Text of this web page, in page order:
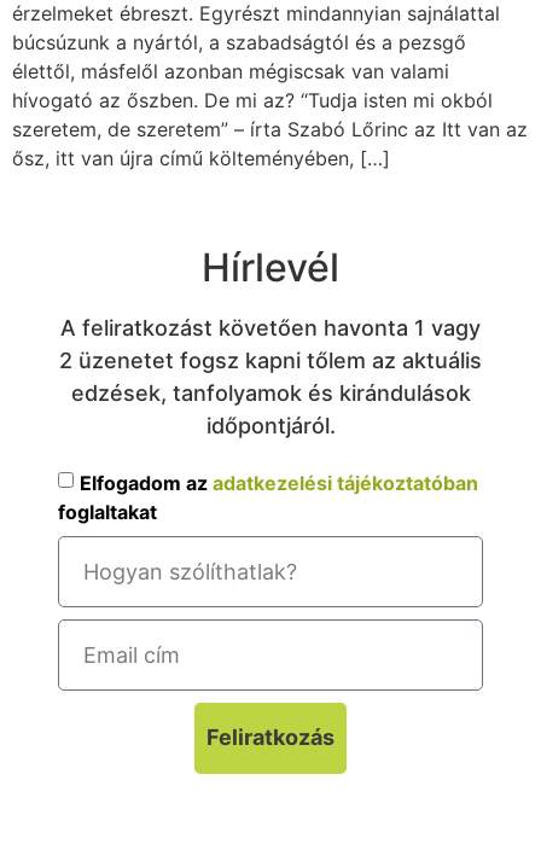
érzelmeket ébreszt. Egyrészt mindannyian sajnálattal
búcsúzunk a nyártól, a szabadságtól és a pezsgő
élettől, másfelől azonban mégiscsak van valami
hívogató az őszben. De mi az? “Tudja isten mi okból
szeretem, de szeretem” – írta Szabó Lőrinc az Itt van az
ősz, itt van újra című költeményében, […]
Hírlevél
A feliratkozást követően havonta 1 vagy
2 üzenetet fogsz kapni tőlem az aktuális
edzések, tanfolyamok és kirándulások
időpontjáról.
Elfogadom az adatkezelési tájékoztatóban
foglaltakat
Feliratkozás